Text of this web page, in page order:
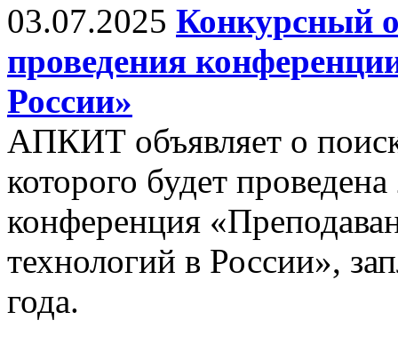
03.07.2025 Конкурсный
проведения
России»
АПКИТ объявляет о
которого будет
конференция
технологий в России»,
года.